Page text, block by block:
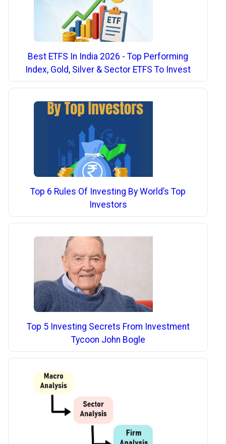
Best ETFS In India 2026 - Top Performing
Index, Gold, Silver & Sector ETFS To Invest
Top 6 Rules Of Investing By World’s Top
Investors
Top 5 Investing Secrets From Investment
Tycoon John Bogle